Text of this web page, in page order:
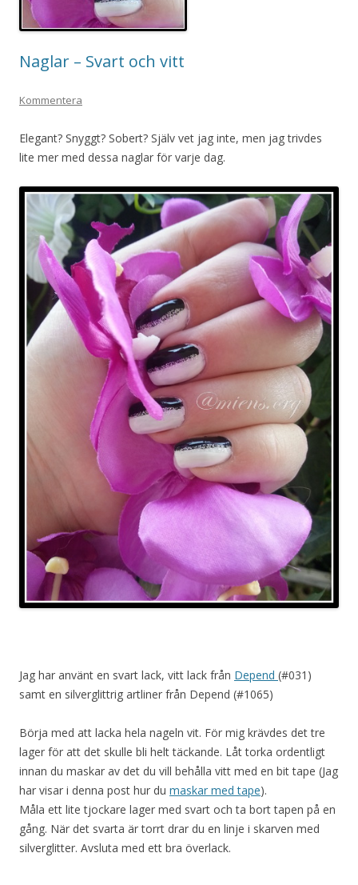
Naglar – Svart och vitt
Kommentera
Elegant? Snyggt? Sobert? Själv vet jag inte, men jag trivdes
lite mer med dessa naglar för varje dag.
Jag har använt en svart lack, vitt lack från Depend (#031)
samt en silverglittrig artliner från Depend (#1065)
Börja med att lacka hela nageln vit. För mig krävdes det tre
lager för att det skulle bli helt täckande. Låt torka ordentligt
innan du maskar av det du vill behålla vitt med en bit tape (Jag
har visar i denna post hur du maskar med tape).
Måla ett lite tjockare lager med svart och ta bort tapen på en
gång. När det svarta är torrt drar du en linje i skarven med
silverglitter. Avsluta med ett bra överlack.